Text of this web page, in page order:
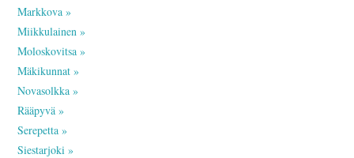
KOTIMUSEO
MERKKIHENKILÖT
INKERILÄINEN
PERHEALBUMI
Markkova »
Miikkulainen »
Moloskovitsa »
Mäkikunnat »
Novasolkka »
Rääpyvä »
Serepetta »
Siestarjoki »